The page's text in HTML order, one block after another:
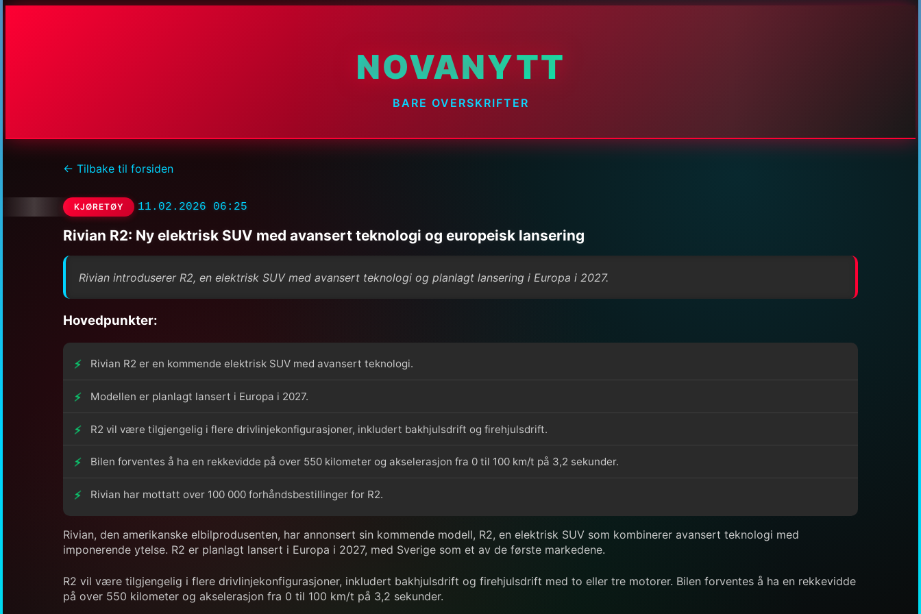
NOVANYTT
BARE OVERSKRIFTER
← Tilbake til forsiden
KJØRETØY 11.02.2026 06:25
Rivian R2: Ny elektrisk SUV med avansert teknologi og europeisk lansering
Rivian introduserer R2, en elektrisk SUV med avansert teknologi og planlagt lansering i Europa i 2027.
Hovedpunkter:
Rivian R2 er en kommende elektrisk SUV med avansert teknologi.
Modellen er planlagt lansert i Europa i 2027.
R2 vil være tilgjengelig i flere drivlinjekonfigurasjoner, inkludert bakhjulsdrift og firehjulsdrift.
Bilen forventes å ha en rekkevidde på over 550 kilometer og akselerasjon fra 0 til 100 km/t på 3,2 sekunder.
Rivian har mottatt over 100 000 forhåndsbestillinger for R2.
Rivian, den amerikanske elbilprodusenten, har annonsert sin kommende modell, R2, en elektrisk SUV som kombinerer avansert teknologi med
imponerende ytelse. R2 er planlagt lansert i Europa i 2027, med Sverige som et av de første markedene.
R2 vil være tilgjengelig i flere drivlinjekonfigurasjoner, inkludert bakhjulsdrift og firehjulsdrift med to eller tre motorer. Bilen forventes å ha en rekkevidde
på over 550 kilometer og akselerasjon fra 0 til 100 km/t på 3,2 sekunder.